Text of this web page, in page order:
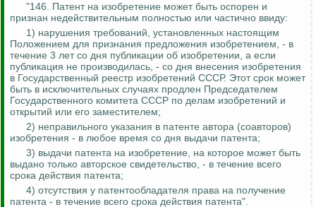
"146. Патент на изобретение может быть оспорен и
признан недействительным полностью или частично ввиду:
1) нарушения требований, установленных настоящим
Положением для признания предложения изобретением, - в
течение 3 лет со дня публикации об изобретении, а если
публикация не производилась, - со дня внесения изобретения
в Государственный реестр изобретений СССР. Этот срок может
быть в исключительных случаях продлен Председателем
Государственного комитета СССР по делам изобретений и
открытий или его заместителем;
2) неправильного указания в патенте автора (соавторов)
изобретения - в любое время со дня выдачи патента;
3) выдачи патента на изобретение, на которое может быть
выдано только авторское свидетельство, - в течение всего
срока действия патента;
4) отсутствия у патентообладателя права на получение
патента - в течение всего срока действия патента".